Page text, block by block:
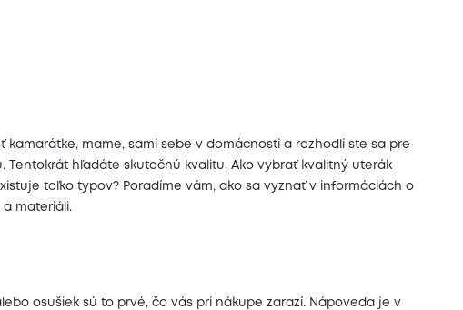
kamarátke, mame, sami sebe v domácnosti a rozhodli ste sa pre
Tentokrát hľadáte skutočnú kvalitu. Ako vybrať kvalitný uterák
toľko typov? Poradíme vám, ako sa vyznať v informáciách o
a materiáli.
osušiek sú to prvé, čo vás pri nákupe zarazí. Nápoveda je v